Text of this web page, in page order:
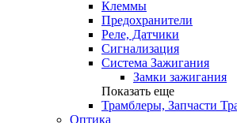
Клеммы
Предохранители
Реле, Датчики
Сигнализация
Система Зажигания
Замки зажигания
Показать еще
Трамблеры, Запчасти
Оптика